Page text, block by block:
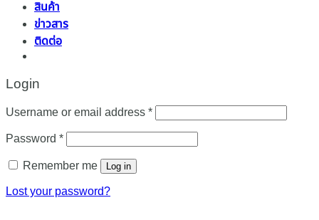
สินค้า
ข่าวสาร
ติดต่อ
Login
Username or email address *Required
Password *Required
Remember me Log in
Lost your password?